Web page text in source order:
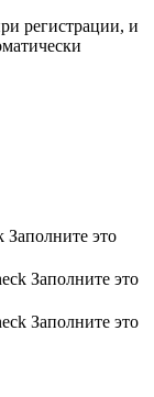
регистрации, и
Заполните это
Заполните это
Заполните это